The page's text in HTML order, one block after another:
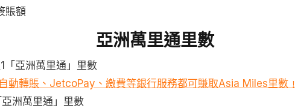
賬額
亞洲萬里通里數
「亞洲萬里通」里數
動轉賬、JetcoPay、繳費等銀行服務都可賺取Asia Miles里數﹗
洲萬里通」里數